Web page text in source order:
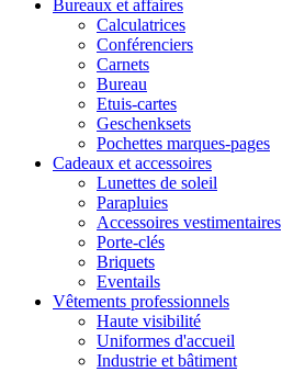
Bureaux et affaires
Calculatrices
Conférenciers
Carnets
Bureau
Etuis-cartes
Geschenksets
Pochettes marques-pages
Cadeaux et accessoires
Lunettes de soleil
Parapluies
Accessoires vestimentaires
Porte-clés
Briquets
Eventails
Vêtements professionnels
Haute visibilité
Uniformes d'accueil
Industrie et bâtiment